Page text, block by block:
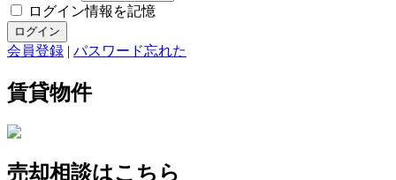
ログイン情報を記憶
会員登録 | パスワード忘れた
賃貸物件
売却相談はこちら